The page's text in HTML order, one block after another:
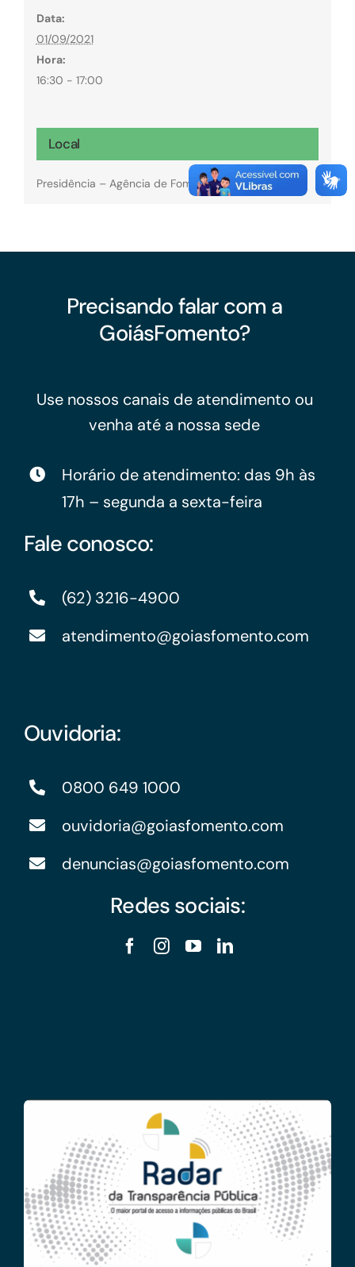
Data:
01/09/2021
Hora:
16:30 - 17:00
Local
Presidência – Agência de Fomento de Goiás
Precisando falar com a
GoiásFomento?
Use nossos canais de atendimento ou
venha até a nossa sede
Horário de atendimento: das 9h às
17h – segunda a sexta-feira
Fale conosco:
(62) 3216-4900
atendimento@goiasfomento.com
Ouvidoria:
0800 649 1000
ouvidoria@goiasfomento.com
denuncias@goiasfomento.com
Redes sociais: